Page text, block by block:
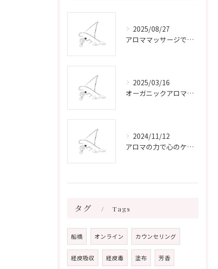
2025/08/27
アロママッサージで叶える心身リラックスと健康維持の新習慣ガイド
2025/03/16
オーガニックアロマで心と体を癒す
2024/11/12
アロマの力で心のケアをする方法
タグ Tags
船橋 オンライン カウンセリング
経皮吸収 経皮毒 塗布 芳香